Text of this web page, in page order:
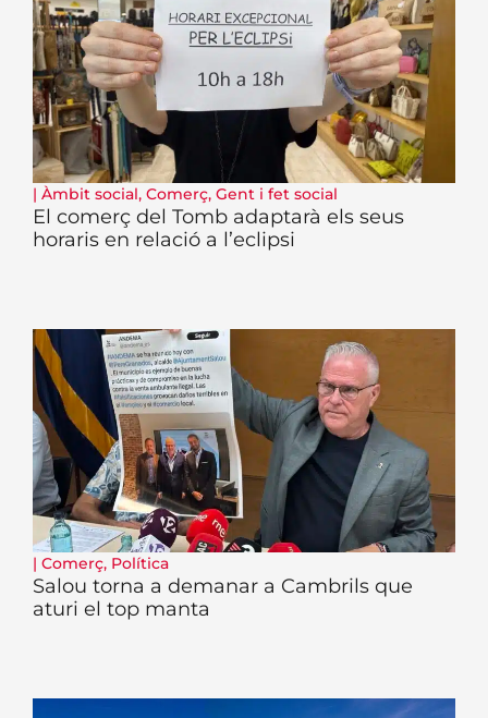
| Àmbit social, Comerç, Gent i fet social
El comerç del Tomb adaptarà els seus
horaris en relació a l’eclipsi
| Comerç, Política
Salou torna a demanar a Cambrils que
aturi el top manta